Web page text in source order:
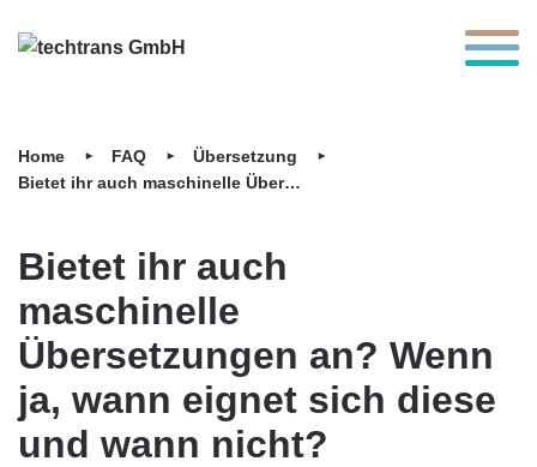
Toggle
Home FAQ
Übersetzung
Bietet ihr auch maschinelle Übersetzungen an? Wenn ja, wann eignet sich diese und wann nicht?
Bietet ihr auch
maschinelle
Übersetzungen an? Wenn
ja, wann eignet sich diese
und wann nicht?